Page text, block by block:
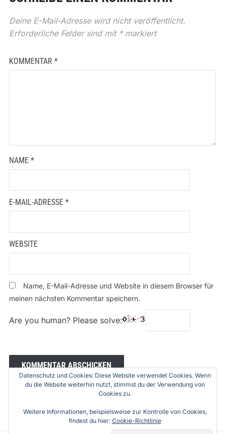
Deine E-Mail-Adresse wird nicht veröffentlicht.
Erforderliche Felder sind mit *markiert
KOMMENTAR *
NAME *
E-MAIL-ADRESSE *
WEBSITE
Name, E-Mail-Adresse und Website in diesem Browser für
meinen nächsten Kommentar speichern.
Are you human? Please solve:
Datenschutz und Cookies: Diese Website verwendet Cookies. Wenn
du die Website weiterhin nutzt, stimmst du der Verwendung von
Cookies zu.
Weitere Informationen, beispielsweise zur Kontrolle von Cookies,
findest du hier: Cookie-Richtlinie